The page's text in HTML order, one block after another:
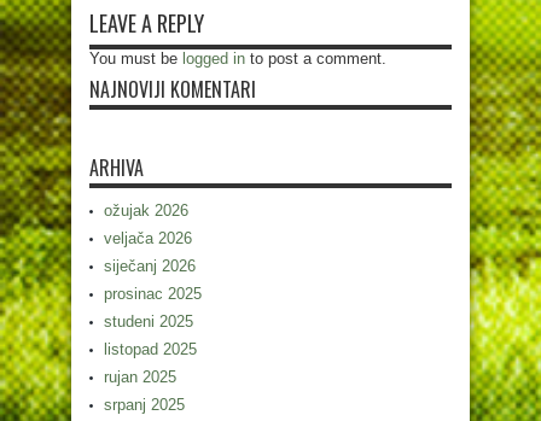
LEAVE A REPLY
You must be logged in to post a comment.
NAJNOVIJI KOMENTARI
ARHIVA
ožujak 2026
veljača 2026
siječanj 2026
prosinac 2025
studeni 2025
listopad 2025
rujan 2025
srpanj 2025